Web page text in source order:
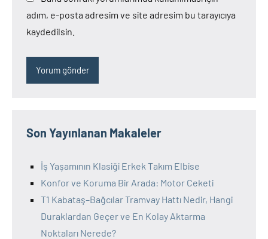
adım, e-posta adresim ve site adresim bu tarayıcıya
kaydedilsin.
Son Yayınlanan Makaleler
İş Yaşamının Klasiği Erkek Takım Elbise
Konfor ve Koruma Bir Arada: Motor Ceketi
T1 Kabataş–Bağcılar Tramvay Hattı Nedir, Hangi
Duraklardan Geçer ve En Kolay Aktarma
Noktaları Nerede?